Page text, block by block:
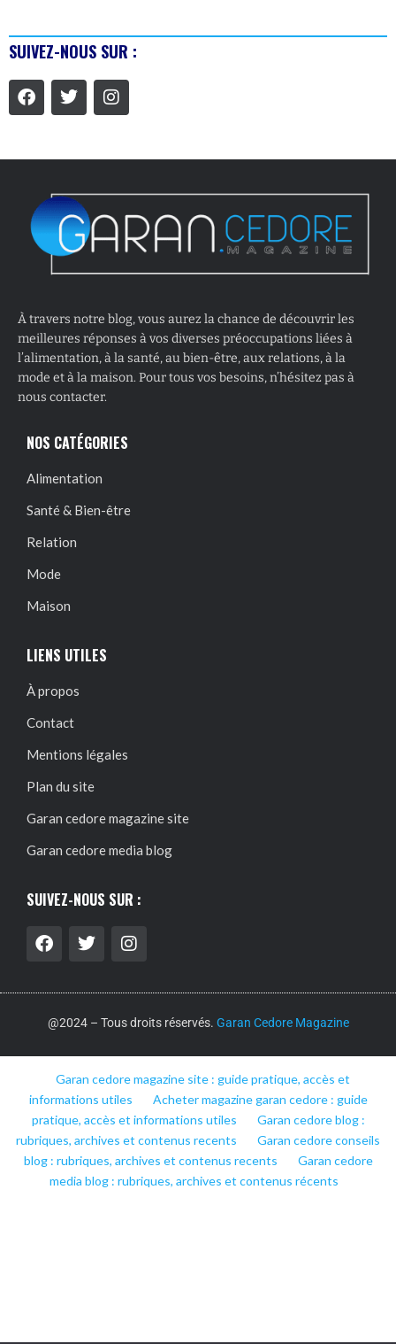
SUIVEZ-NOUS SUR :
À travers notre blog, vous aurez la chance de découvrir les
meilleures réponses à vos diverses préoccupations liées à
l’alimentation, à la santé, au bien-être, aux relations, à la
mode et à la maison. Pour tous vos besoins, n’hésitez pas à
nous contacter.
NOS CATÉGORIES
Alimentation
Santé & Bien-être
Relation
Mode
Maison
LIENS UTILES
À propos
Contact
Mentions légales
Plan du site
Garan cedore magazine site
Garan cedore media blog
SUIVEZ-NOUS SUR :
@2024 – Tous droits réservés. Garan Cedore Magazine
Garan cedore magazine site : guide pratique, accès et
informations utiles
Acheter magazine garan cedore : guide
pratique, accès et informations utiles
Garan cedore blog :
rubriques, archives et contenus recents
Garan cedore conseils
blog : rubriques, archives et contenus recents
Garan cedore
media blog : rubriques, archives et contenus récents